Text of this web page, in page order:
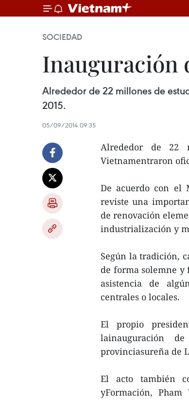
SOCIEDAD
Inauguración
Alrededor de 22 millones de
2015.
05/09/2014 09:35
Alrededor de 22
Vietnamentraron
De acuerdo con el
reviste una
de renovación
industrialización y
Según la tradición,
de forma solemne y
asistencia de
centrales o locales.
El propio
lainauguración
provinciasureña de
El acto también
yFormación,